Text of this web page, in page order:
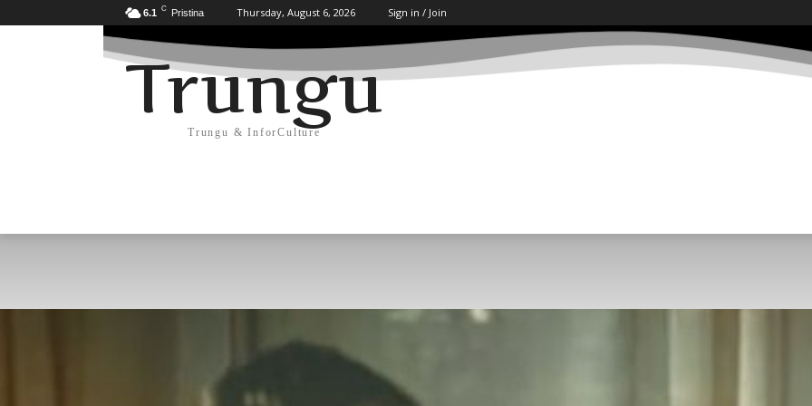
6.1 C Pristina Thursday, August 6, 2026 Sign in / Join
Trungu
Trungu & InforCulture